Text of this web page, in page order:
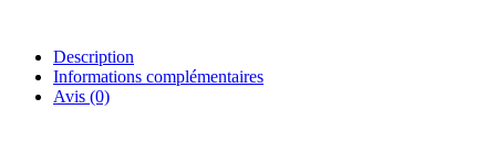
Description
Informations complémentaires
Avis (0)